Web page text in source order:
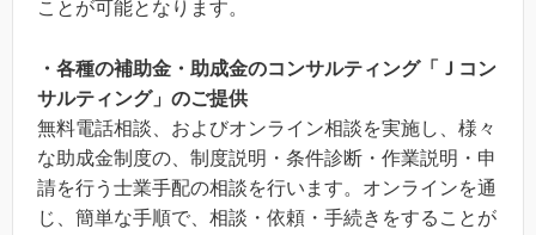
ことが可能となります。
・各種の補助金・助成金のコンサルティング「Ｊコン
サルティング」のご提供
無料電話相談、およびオンライン相談を実施し、様々
な助成金制度の、制度説明・条件診断・作業説明・申
請を行う士業手配の相談を行います。オンラインを通
じ、簡単な手順で、相談・依頼・手続きをすることが